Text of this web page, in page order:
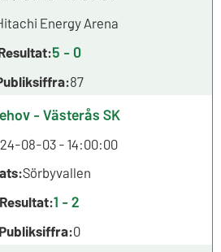
Energy Arena
5 - 0
87
- Västerås SK
08-03 - 14:00:00
Sörbyvallen
Resultat:1 - 2
Publiksiffra:0